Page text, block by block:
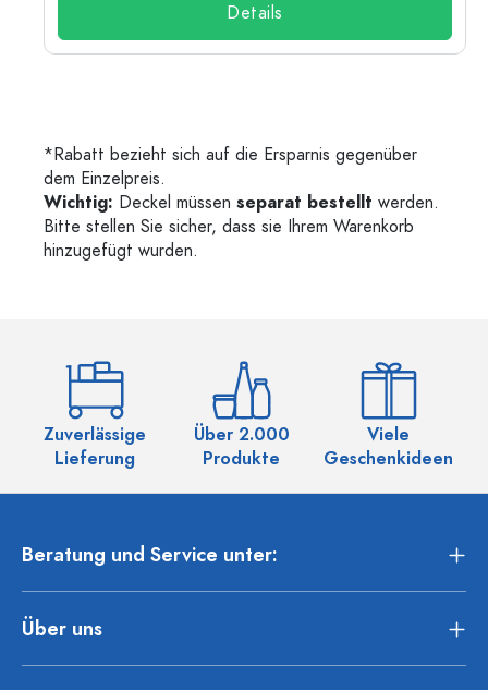
Details
*Rabatt bezieht sich auf die Ersparnis gegenüber
dem Einzelpreis.
Wichtig: Deckel müssen separat bestellt werden.
Bitte stellen Sie sicher, dass sie Ihrem Warenkorb
hinzugefügt wurden.
Zuverlässige
Lieferung
Über 2.000
Produkte
Viele
Geschenkideen
Beratung und Service unter:
Über uns